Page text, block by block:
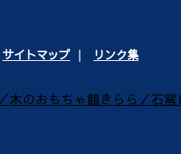
サイトマップ リンク集